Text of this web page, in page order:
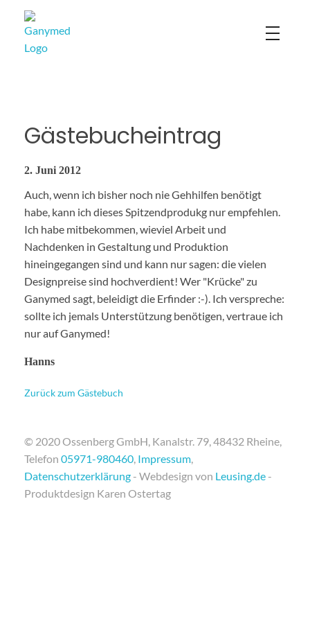
Gästebucheintrag
2. Juni 2012
Auch, wenn ich bisher noch nie Gehhilfen benötigt
habe, kann ich dieses Spitzendprodukg nur empfehlen.
Ich habe mitbekommen, wieviel Arbeit und
Nachdenken in Gestaltung und Produktion
hineingegangen sind und kann nur sagen: die vielen
Designpreise sind hochverdient! Wer "Krücke" zu
Ganymed sagt, beleidigt die Erfinder :-). Ich verspreche:
sollte ich jemals Unterstützung benötigen, vertraue ich
nur auf Ganymed!
Zurück zum Gästebuch
Hanns
© 2020 Ossenberg GmbH, Kanalstr. 79, 48432 Rheine,
Telefon 05971-980460, Impressum,
Datenschutzerklärung - Webdesign von Leusing.de -
Produktdesign Karen Ostertag